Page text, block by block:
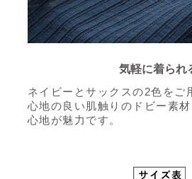
気軽に着られ
ネイビーとサックスの2色をご
心地の良い肌触りのドビー素
心地が魅力です。